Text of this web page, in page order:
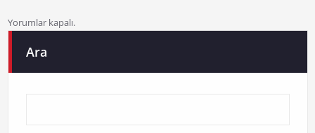
Yorumlar kapalı.
Ara